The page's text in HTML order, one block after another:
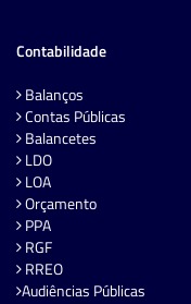
Contabilidade
Balanços
Contas Públicas
Balancetes
LDO
LOA
Orçamento
PPA
RGF
RREO
Audiências Públicas